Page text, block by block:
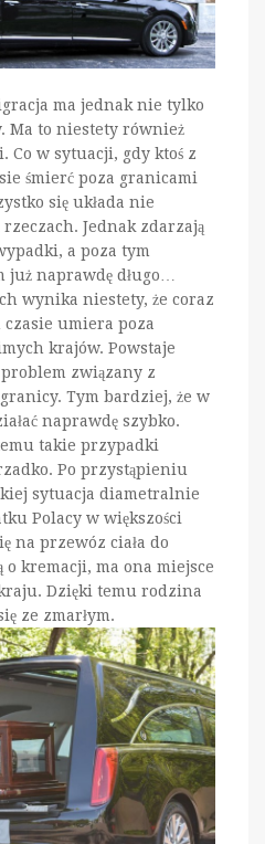
ma jednak nie tylko
Ma to niestety również
Co w sytuacji, gdy ktoś z
śmierć poza granicami
się układa nie
Jednak zdarzają
a poza tym
naprawdę długo…
wynika niestety, że coraz
umiera poza
krajów. Powstaje
związany z
Tym bardziej, że w
naprawdę szybko.
takie przypadki
Po przystąpieniu
sytuacja diametralnie
Polacy w większości
na przewóz ciała do
o kremacji, ma ona miejsce
Dzięki temu rodzina
ze zmarłym.